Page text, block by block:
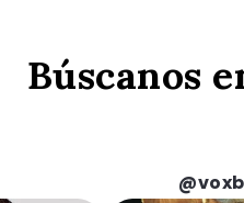
Búscanos